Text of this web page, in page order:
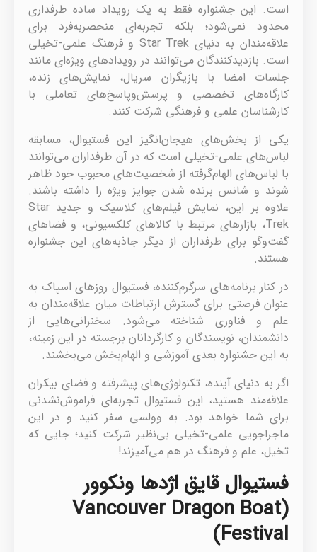
است. این جشنواره فقط به یک رویداد ساده طرفداری
محدود نمی‌شود؛ بلکه تجربه‌ای منحصربه‌فرد برای
علاقه‌مندان به دنیای Star Trek و فرهنگ علمی-تخیلی
است. بازدیدکنندگان می‌توانند در رویدادهای ویژه‌ای مانند
جلسات امضا با بازیگران سریال، نمایش‌های زنده،
کارگاه‌های تخصصی و پرسش‌وپاسخ‌های تعاملی با
کارشناسان علمی و فرهنگی شرکت کنند.
یکی از بخش‌های هیجان‌انگیز این فستیوال، مسابقه
لباس‌های علمی-تخیلی است که در آن طرفداران می‌توانند
با لباس‌های الهام‌گرفته از شخصیت‌های محبوب خود ظاهر
شوند و شانس برنده شدن جوایز ویژه را داشته باشند.
علاوه بر این، نمایش فیلم‌های کلاسیک و جدید Star
Trek، بازارهای مرتبط با کالاهای کلکسیونی، و فضاهای
گفت‌وگو برای طرفداران از دیگر جاذبه‌های این جشنواره
هستند.
در کنار برنامه‌های سرگرم‌کننده، فستیوال روزهای اسپاک به
عنوان فرصتی برای گسترش ارتباطات میان علاقه‌مندان به
علم و فناوری شناخته می‌شود. سخنرانی‌هایی از
دانشمندان، نویسندگان و کارگردانان برجسته در این زمینه،
به این جشنواره بعدی آموزشی و الهام‌بخش می‌بخشند.
اگر به دنیای آینده، تکنولوژی‌های پیشرفته و فضای بیکران
علاقه‌مند هستید، این فستیوال تجربه‌ای فراموش‌نشدنی
برای شما خواهد بود. به وولسی سفر کنید و در این
ماجراجویی علمی-تخیلی بی‌نظیر شرکت کنید؛ جایی که
تخیل، علم و فرهنگ در هم می‌آمیزند!
فستیوال قایق اژدها ونکوور
(Vancouver Dragon Boat
Festival)